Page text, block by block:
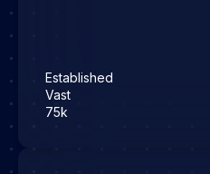
Established
Vast
75k